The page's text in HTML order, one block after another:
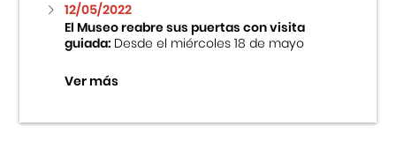
12/05/2022
El Museo reabre sus puertas con visita
guiada:Desde el miércoles 18 de mayo
Ver más